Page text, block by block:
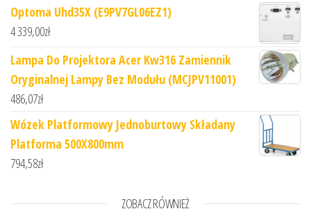
Optoma Uhd35X (E9PV7GL06EZ1)
4 339,00zł
Lampa Do Projektora Acer Kw316 Zamiennik
Oryginalnej Lampy Bez Modułu (MCJPV11001)
486,07zł
Wózek Platformowy Jednoburtowy Składany
Platforma 500X800mm
794,58zł
ZOBACZ RÓWNIEŻ